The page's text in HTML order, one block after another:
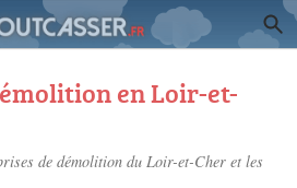
en Loir-et-
de démolition du Loir-et-Cher et les